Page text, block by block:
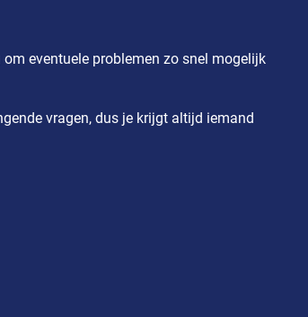
eventuele problemen zo snel mogelijk
vragen, dus je krijgt altijd iemand